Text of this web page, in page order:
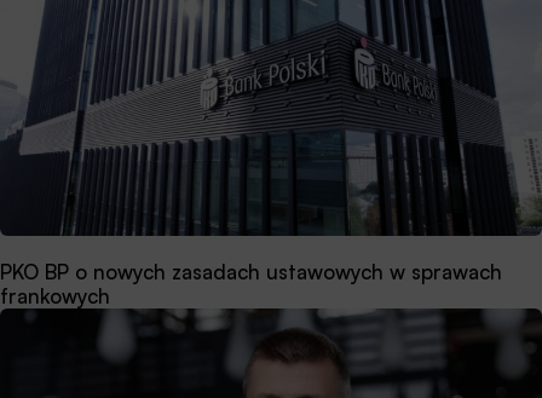
PKO BP o nowych zasadach ustawowych w sprawach
frankowych